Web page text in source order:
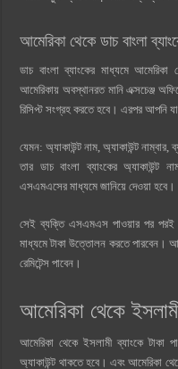
আমেরিকা থেকে ডাচ বাংলা
ডাচ বাংলা ব্যাংকের মাধ্যমে আমেরিকা
আমেরিকায় অবস্থানরত মানি এক্সচেঞ্জ
রিসিপ্ট সংগ্রহ করতে হবে। এরপর আপনি
যেমন: অ্যাকাউন্ট নাম, অ্যাকাউন্ট
তার ডাচ বাংলা ব্যাংকের অ্যাকাউন্ট
এসএমএসের মাধ্যমে জানিয়ে দেওয়া হবে।
সেই ব্যক্তি এসএমএস পাওয়ার পর পরই
মাধ্যমে টাকা উত্তোলন করতে পারবেন।
রেমিটেন্স পাবেন।
আমেরিকা থেকে
আমেরিকা থেকে ইসলামী ব্যাংকে টাকা
অ্যাকাউন্ট থাকতে হবে। এবং আমেরিকা